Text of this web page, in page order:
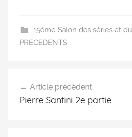
15éme Salon des séries et
PRECEDENTS
Article précédent
Pierre Santini 2e partie